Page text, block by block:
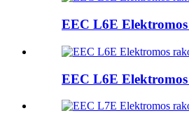
EEC L6E
EEC L6E